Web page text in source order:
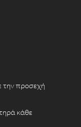
προσεχή
κάθε